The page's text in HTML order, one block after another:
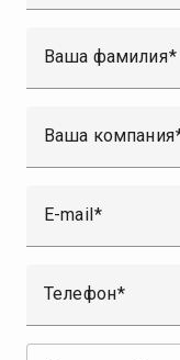
Ваша фамилия
Ваша компания
E-mail
Телефон